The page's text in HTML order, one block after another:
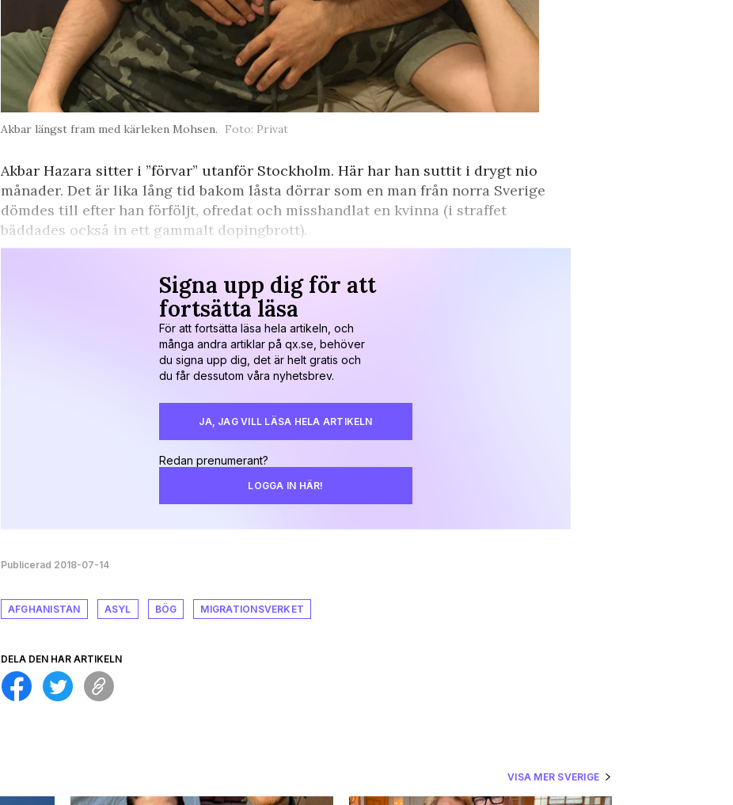
Akbar längst fram med kärleken Mohsen. Foto: Privat
Akbar Hazara sitter i ”förvar” utanför Stockholm. Här har han suttit i drygt nio
månader. Det är lika lång tid bakom låsta dörrar som en man från norra Sverige
dömdes till efter han förföljt, ofredat och misshandlat en kvinna (i straffet
bäddades också in ett gammalt dopingbrott).
Signa upp dig för att
fortsätta läsa
För att fortsätta läsa hela artikeln, och
många andra artiklar på qx.se, behöver
du signa upp dig, det är helt gratis och
du får dessutom våra nyhetsbrev.
JA, JAG VILL LÄSA HELA ARTIKELN
Redan prenumerant?
LOGGA IN HÄR!
Publicerad 2018-07-14
AFGHANISTAN ASYL BÖG MIGRATIONSVERKET
DELA DEN HÄR ARTIKELN
VISA MER SVERIGE